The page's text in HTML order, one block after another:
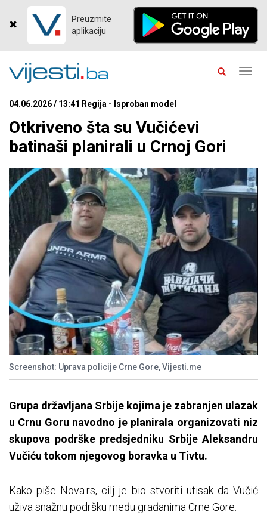
Preuzmite
aplikaciju
04.06.2026 / 13:41 Regija - Isproban model
Otkriveno šta su Vučićevi
batinaši planirali u Crnoj Gori
Screenshot: Uprava policije Crne Gore, Vijesti.me
Grupa državljana Srbije kojima je zabranjen ulazak
u Crnu Goru navodno je planirala organizovati niz
skupova podrške predsjedniku Srbije Aleksandru
Vučiću tokom njegovog boravka u Tivtu.
Kako piše Nova.rs, cilj je bio stvoriti utisak da Vučić
uživa snažnu podršku među građanima Crne Gore.